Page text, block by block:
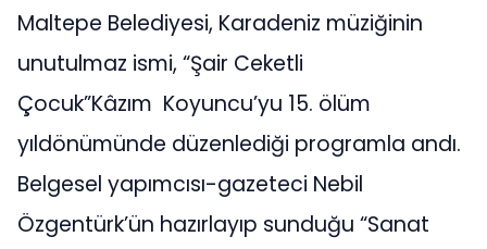
Maltepe Belediyesi, Karadeniz müziğinin
unutulmaz ismi, “Şair Ceketli
Çocuk”Kâzım Koyuncu’yu 15. ölüm
yıldönümünde düzenlediği programla andı.
Belgesel yapımcısı-gazeteci Nebil
Özgentürk’ün hazırlayıp sunduğu “Sanat